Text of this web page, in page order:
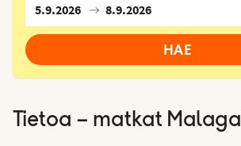
5.9.2026 8.9.2026
HAE
Tietoa – matkat Malaga